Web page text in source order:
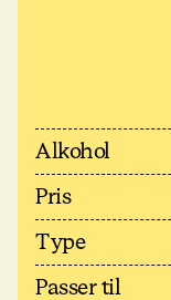
Alkohol
Pris
Type
Passer til